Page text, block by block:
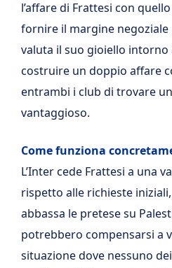
l’affare di Frattesi con
fornire il margine negoziale
valuta il suo gioiello
costruire un doppio affare
entrambi i club di trovare
vantaggioso.
Come funziona
L’Inter cede Frattesi a una
rispetto alle richieste
abbassa le pretese su
potrebbero compensarsi a
situazione dove nessuno